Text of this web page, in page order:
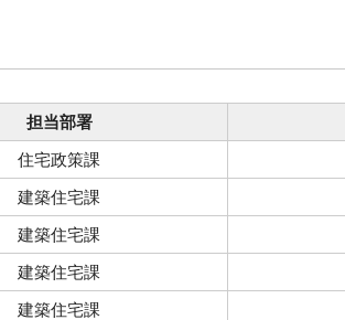
担当部署
住宅政策課
建築住宅課
建築住宅課
建築住宅課
建築住宅課